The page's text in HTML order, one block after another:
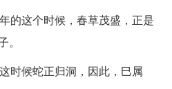
的这个时候，春草茂盛，正是
时候蛇正归洞，因此，巳属